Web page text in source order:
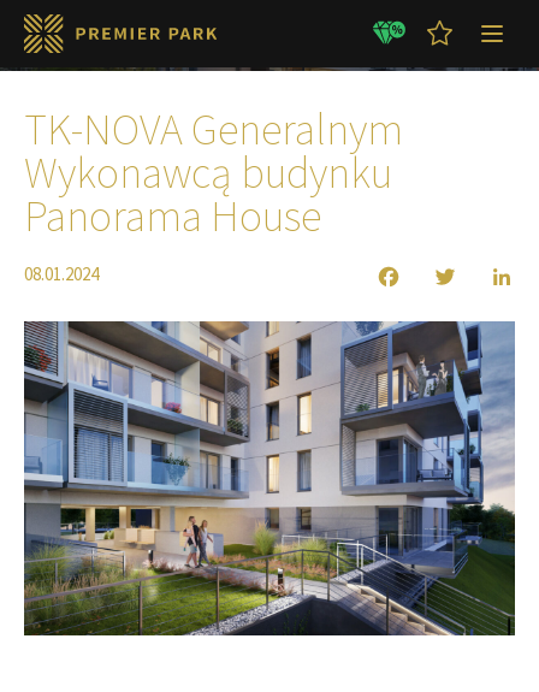
Aktualności
TK-NOVA Generalnym
Wykonawcą budynku
Panorama House
08.01.2024